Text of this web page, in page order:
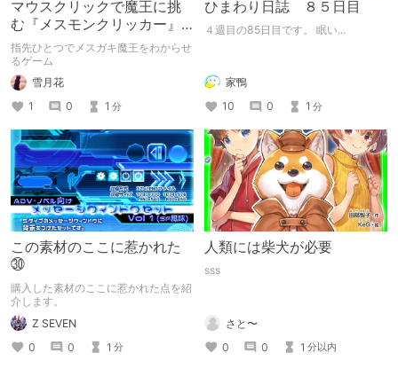
マウスクリックで魔王に挑
む『メスモンクリッカー』
体験版プレイしてみた
指先ひとつでメスガキ魔王をわからせ
るゲーム
雪月花
1
0 1 分
ひまわり日誌 ８５日目
４週目の85日目です。 眠い...
家鴨
10
0 1 分
この素材のここに惹かれた
㉚
購入した素材のここに惹かれた点を紹
介します。
Z SEVEN
0
0 1 分
人類には柴犬が必要
sss
さと〜
0
0 1 分以内